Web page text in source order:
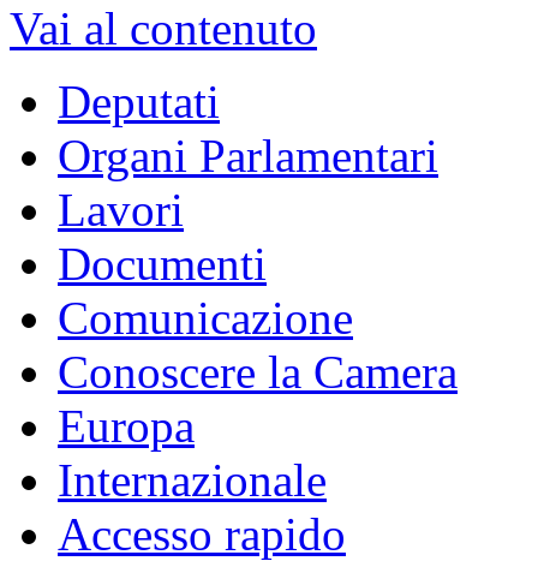
Vai al contenuto
Deputati
Organi Parlamentari
Lavori
Documenti
Comunicazione
Conoscere la Camera
Europa
Internazionale
Accesso rapido